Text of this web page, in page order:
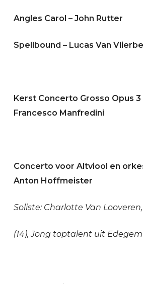
Angles Carol – John Rutter
Spellbound – Lucas Van
Kerst Concerto Grosso Opus 3
Francesco Manfredini
Concerto voor Altviool en
Anton Hoffmeister
Soliste: Charlotte Van
(14), Jong toptalent uit Edegem